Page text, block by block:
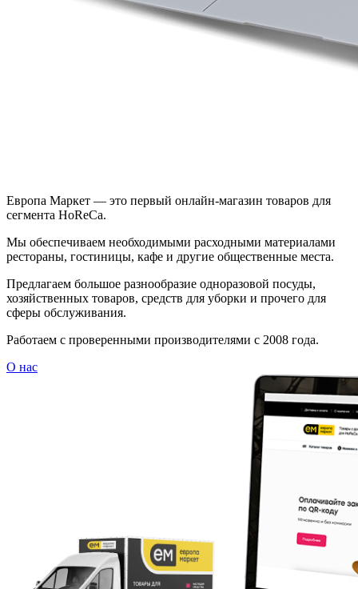
Европа Маркет — это первый онлайн-магазин товаров для
сегмента HoReCa.
Мы обеспечиваем необходимыми расходными материалами
рестораны, гостиницы, кафе и другие общественные места.
Предлагаем большое разнообразие одноразовой посуды,
хозяйственных товаров, средств для уборки и прочего для
сферы обслуживания.
Работаем с проверенными производителями с 2008 года.
О нас